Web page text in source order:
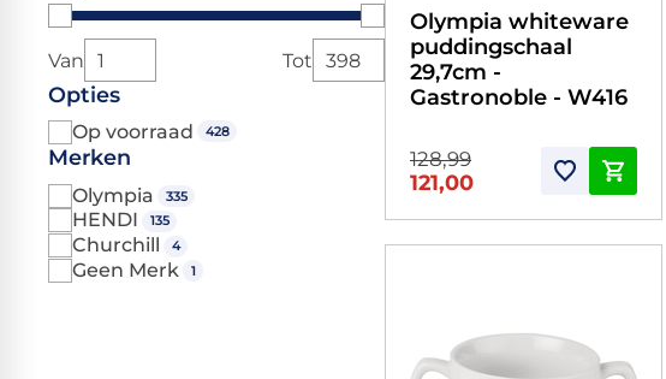
Van Tot
Opties
Op voorraad 428
Merken
Olympia 335
HENDI 135
Churchill 4
Geen Merk 1
Olympia whiteware
puddingschaal
29,7cm -
Gastronoble - W416
128,99
121,00